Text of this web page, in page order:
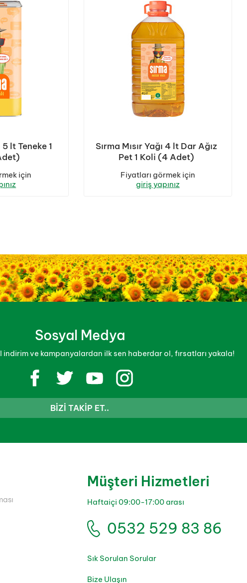
5 lt Teneke 1
için
Sırma Mısır Yağı 4 lt Dar Ağız
Pet 1 Koli (4 Adet)
Fiyatları görmek için
giriş yapınız
Sosyal Medya
indirim ve kampanyalardan ilk sen haberdar ol, fırsatları yakala!
BIZI TAKIP ET..
Müşteri Hizmetleri
Haftaiçi 09:00-17:00 arası
0532 529 83 86
Sık Sorulan Sorular
Bize Ulaşın